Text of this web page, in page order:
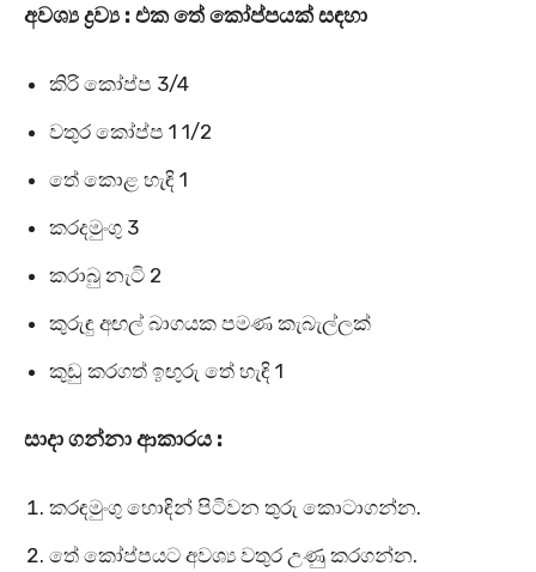
අවශ්‍ය ද්‍රව්‍ය : එක තේ කෝප්පයක් සඳහා
කිරි කෝප්ප 3/4
වතුර කෝප්ප 1 1/2
තේ කොළ හැඳි 1
කරදමුංගු 3
කරාබු නැටි 2
කුරුඳු අඟල් බාගයක පමණ කැබැල්ලක්
කුඩු කරගත් ඉඟුරු තේ හැඳි 1
සාදා ගන්නා ආකාරය :
කරඳමුංගු හොඳින් පිටිවන තුරු කොටාගන්න.
තේ කෝප්පයට අවශ්‍ය වතුර උණු කරගන්න.